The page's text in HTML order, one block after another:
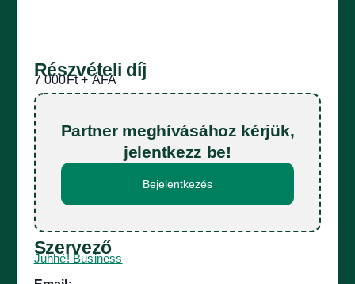
Részvételi díj
7 000Ft
Partner meghívásához kérjük,
jelentkezz be!
Bejelentkezés
Szervező
Juhhé! Business